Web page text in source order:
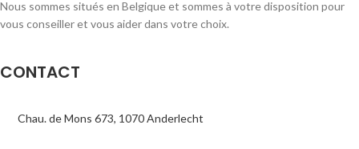
Nous sommes situés en Belgique et sommes à votre disposition pour
vous conseiller et vous aider dans votre choix.
CONTACT
Chau. de Mons 673, 1070 Anderlecht